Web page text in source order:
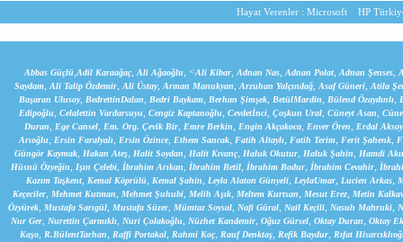
Hayat Verenler : Microsoft HP
Abbas Güçlü,Adil Karaağaç,Ali Ağaoğlu, <Ali Kibar,Adnan Nas,Adnan Polat,Adnan Şenses,
Saydam,Ali Talip Özdemir,Ali Üstay,Arman Manukyan,Arzuhan Yalçındağ,Asaf Güneri,Atila
Başaran Ulusoy, BedrettinDalan, Bedri Baykam, Berhan Şimşek, BetülMardin, Bülend Özaydınlı,
Edipoğlu, Celalettin Vardarsuyu, Cengiz Kaptanoğlu, Cevdetİnci, Çoşkun Ural, Cüneyt Asan,
Duran, Ege Cansel, Em. Org. Çevik Bir, Emre Berkin, Engin Akçakoca, Enver Ören, Erdal Aksoy
Arıoğlu, Ersin Faralyalı, Ersin Özince, Ethem Sancak, Fatih Altaylı, Fatih Terim, Ferit Şahenk,
Güngör Kaymak, Hakan Ateş, Halit Soydan, Halit Kıvanç, Haluk Okutur, Haluk Şahin, Hamdi
Hüsnü Özyeğin, Işın Çelebi, İbrahim Arıkan, İbrahim Betil, İbrahim Bodur, İbrahim Cevahir,
Kazım Taşkent, Kemal Köprülü, Kemal Şahin, Leyla Alaton Günyeli, LeylaUmar, Lucien Arkas,
Keçeciler, Mehmet Kutman, Mehmet Şuhubi, Melih Aşık, Meltem Kurtsan, Mesut Erez, Metin
Özyürek, Mustafa Sarıgül, Mustafa Süzer, Mümtaz Soysal, Nafi Güral, Nail Keçili, Nasuh Mahruki,
Nur Ger, Nurettin Çarmıklı, Nuri Çolakoğlu, Nüzhet Kandemir, Oğuz Gürsel, Oktay Duran, Oktay
Kaşo, R.BülentTarhan, Raffi Portakal, Rahmi Koç, Rauf Denktaş, Refik Baydur, Rıfat